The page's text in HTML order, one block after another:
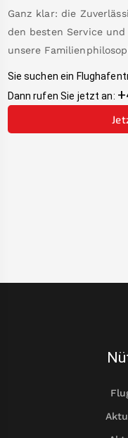
Ganz klar: die
den besten Service
unsere
Sie suchen ein
Dann rufen Sie jetzt an: